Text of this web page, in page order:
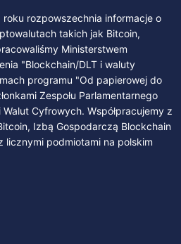
rozpowszechnia informacje o
takich jak Bitcoin,
Ministerstwem
"Blockchain/DLT i waluty
programu "Od papierowej do
Zespołu Parlamentarnego
Cyfrowych. Współpracujemy z
Izbą Gospodarczą Blockchain
licznymi podmiotami na polskim